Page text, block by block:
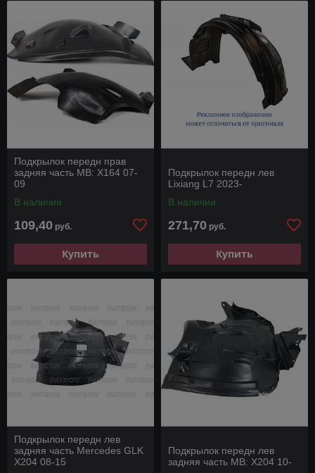
Подкрылок передн прав
задняя часть MB: X164 07-
09
В наличии
109,40 руб.
Купить
Подкрылок передн лев
Lixiang L7 2023-
В наличии
271,70 руб.
Купить
Подкрылок передн лев
задняя часть Mercedes GLK
X204 08-15
Подкрылок передн лев
задняя часть MB: X204 10-